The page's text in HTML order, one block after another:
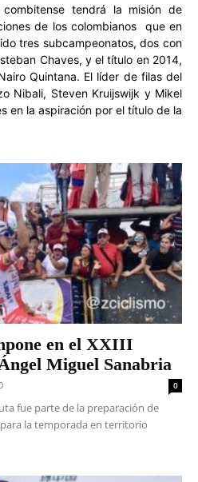
tendrá la misión de
de los colombianos que en
tres subcampeonatos, dos con
Chaves, y el título en 2014,
Quintana. El líder de filas del
Nibali, Steven Kruijswijk y Mikel
en la aspiración por el título de la
en el XXIII
Miguel Sanabria
0
fue parte de la preparación de
la temporada en territorio